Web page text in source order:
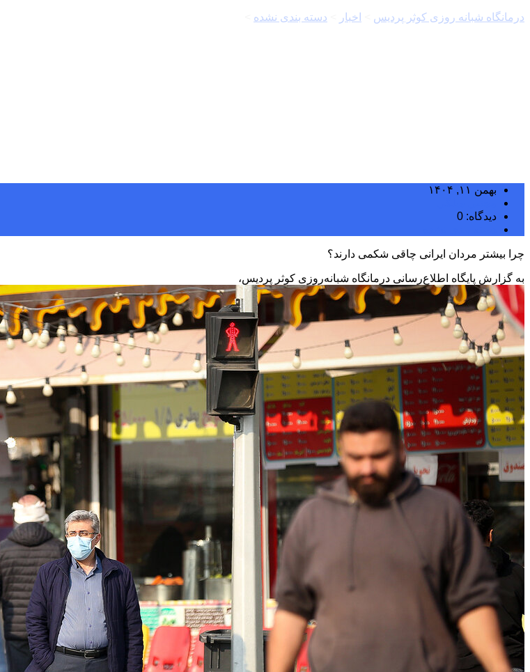
درمانگاه شبانه روزی کوثر پردیس اخبار دسته بندی نشده
بهمن ۱۱, ۱۴۰۴
دیدگاه: 0
چرا بیشتر مردان ایرانی چاقی شکمی دارند؟
به گزارش پایگاه اطلاع‌رسانی درمانگاه شبانه‌روزی کوثر پردیس،